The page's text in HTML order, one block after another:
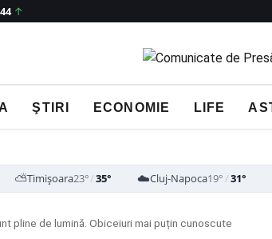
↑
ŞTIRI ECONOMIE LIFE
⛅Timișoara23°/35° ☁️Cluj-Napoca19°/31°
pline de lumină. Obiceiuri mai puțin cunoscute